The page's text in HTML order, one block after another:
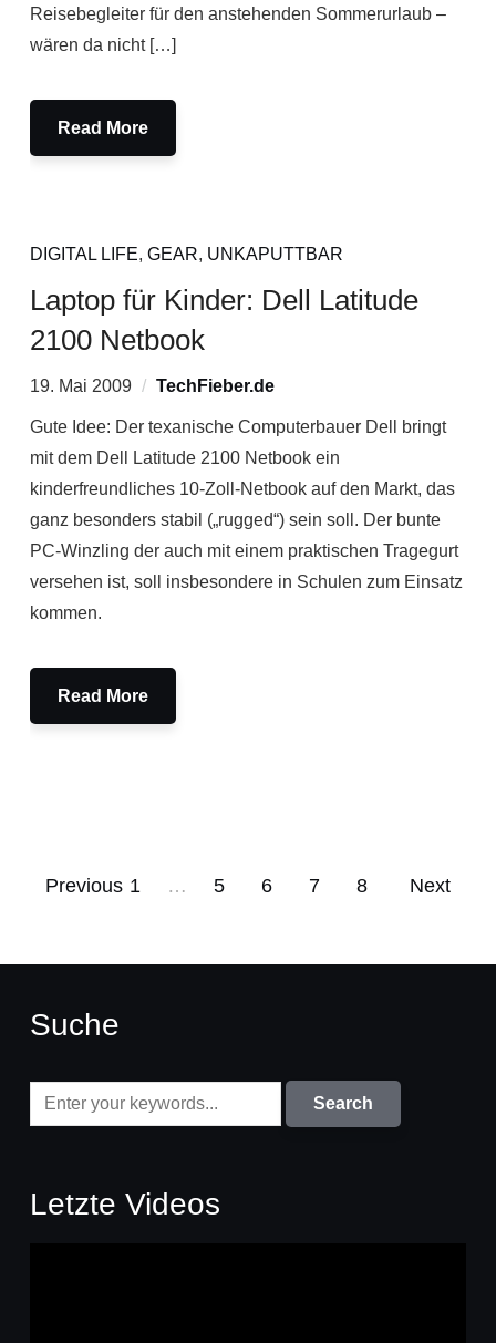
Reisebegleiter für den anstehenden Sommerurlaub –
wären da nicht […]
Read More
DIGITAL LIFE, GEAR, UNKAPUTTBAR
Laptop für Kinder: Dell Latitude
2100 Netbook
19. Mai 2009 TechFieber.de
Gute Idee: Der texanische Computerbauer Dell bringt
mit dem Dell Latitude 2100 Netbook ein
kinderfreundliches 10-Zoll-Netbook auf den Markt, das
ganz besonders stabil („rugged“) sein soll. Der bunte
PC-Winzling der auch mit einem praktischen Tragegurt
versehen ist, soll insbesondere in Schulen zum Einsatz
kommen.
Read More
Previous 1 … 5 6 7 8 Next
Suche
Letzte Videos